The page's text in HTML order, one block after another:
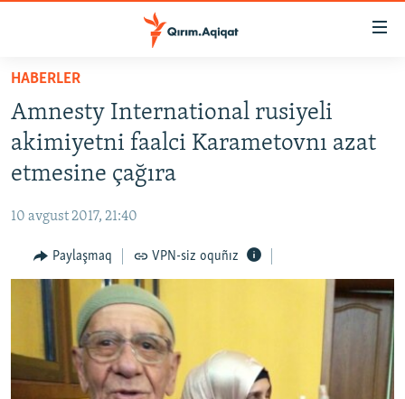
Esas
qaytmaq
Baş
navigatsiyağa
qaytmaq
Qıdıruvğa
qaytmaq
SİYASET
İQTİSADİYAT
MEDENİYET
İNSAN AQLARI
VİDEO
SÜRET
BLOGLAR
FİKİR
HABERLER
Amnesty International rusiyeli
akimiyetni faalci Karametovnı azat
etmesine çağıra
10 avgust 2017, 21:40
Paylaşmaq VPN-siz oquñız